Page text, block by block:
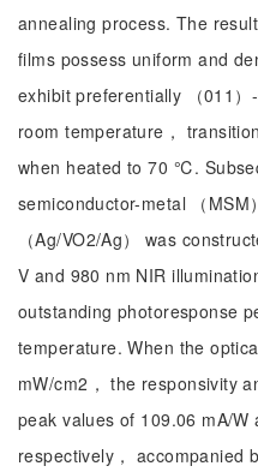
annealing process. The
films possess uniform and
exhibit preferentially （011
room temperature，
when heated to 70 ℃.
semiconductor-metal （
（Ag/VO2/Ag） was
V and 980 nm NIR
outstanding photoresponse
temperature. When the
mW/cm2， the responsivity
peak values of 109.06 mA/W
respectively， accompanied